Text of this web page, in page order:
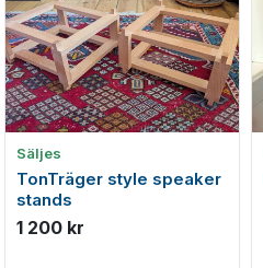
Säljes
TonTräger style speaker
stands
1 200 kr